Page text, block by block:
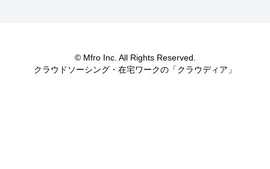
© Mfro Inc. All Rights Reserved.
クラウドソーシング・在宅ワークの「クラウディア」